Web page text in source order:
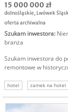
15 000 000 zł
dolnośląskie, Lwówek
oferta archiwalna
Szukam inwestora:
branża
Szukam inwestora do
remontowe w
hotel zamek na hotel